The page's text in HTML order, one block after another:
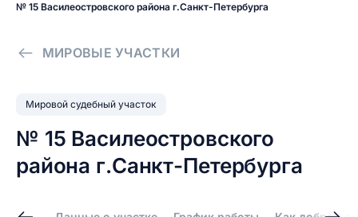
№ 15 Василеостровского района г.Санкт-Петербурга
МИРОВЫЕ УЧАСТКИ
Мировой судебный участок
№ 15 Василеостровского
района г.Санкт-Петербурга